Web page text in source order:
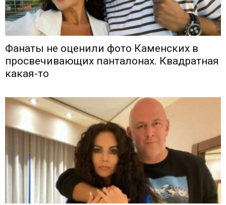
Фанаты не оценили фото Каменских в
просвечивающих панталонах. Квадратная
какая-то